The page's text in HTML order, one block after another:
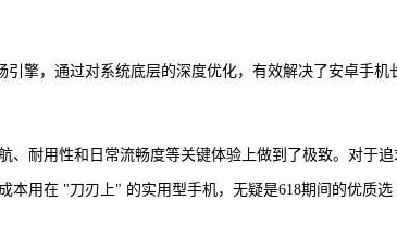
擎，通过对系统底层的深度优化，有效解决了安卓手机
、耐用性和日常流畅度等关键体验上做到了极致。对于追
本用在 "刀刃上" 的实用型手机，无疑是618期间的优质选